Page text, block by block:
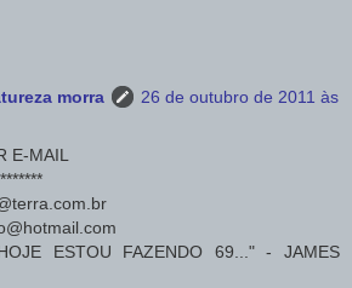
morra
26 de outubro de 2011 às
E-MAIL
ESTOU FAZENDO 69..." - JAMES